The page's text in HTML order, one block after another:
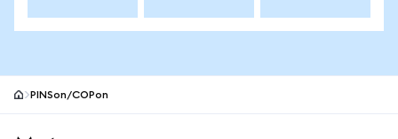
PINSon/COPon